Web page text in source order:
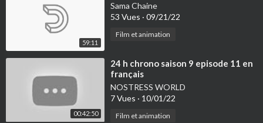
59:11
Sama Chaine
53 Vues · 09/21/22
Film et animation
00:42:50
⁣24 h chrono saison 9 episode 11 en
français
NOSTRESS WORLD
7 Vues · 10/01/22
Film et animation